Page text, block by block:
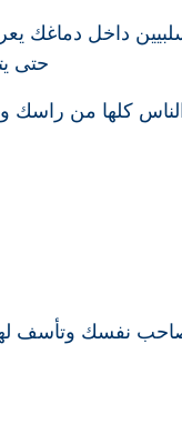
داخل دماغك
حتى
كلها من راسك
نفسك وتأسف لها